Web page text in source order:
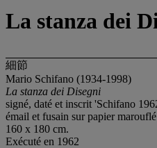
La stanza dei
細節
Mario Schifano (1934-1998)
La stanza dei Disegni
signé, daté et inscrit 'Schifano
émail et fusain sur papier
160 x 180 cm.
Exécuté en 1962